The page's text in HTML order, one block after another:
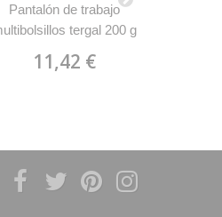
Pantalón de trabajo
tergal 200 g
11,42 €